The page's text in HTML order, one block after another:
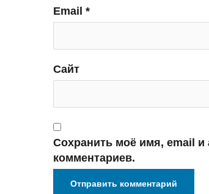
Email *
Сайт
Сохранить моё имя, email и
комментариев.